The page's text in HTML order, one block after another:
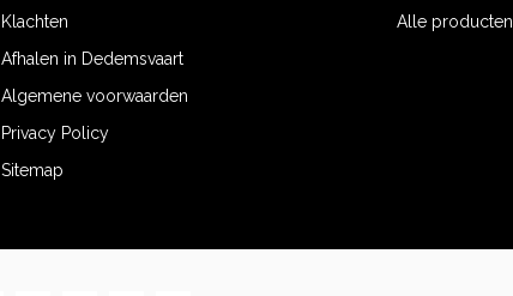
Klachten
Afhalen in Dedemsvaart
Algemene voorwaarden
Privacy Policy
Sitemap
Alle producten